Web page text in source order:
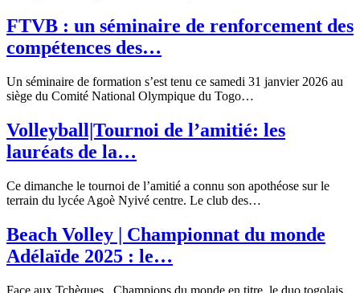
FTVB : un séminaire de renforcement des
compétences des…
Un séminaire de formation s’est tenu ce samedi 31 janvier 2026 au
siège du Comité National Olympique du Togo…
Volleyball|Tournoi de l’amitié: les
lauréats de la…
Ce dimanche le tournoi de l’amitié a connu son apothéose sur le
terrain du lycée Agoè Nyivé centre. Le club des…
Beach Volley | Championnat du monde
Adélaïde 2025 : le…
Face aux Tchèques , Champions du monde en titre, le duo togolais